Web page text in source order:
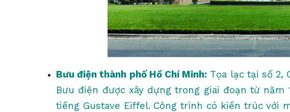
Bưu điện thành phố Hồ Chí Minh: Tọa lạc tại số 2,
Bưu điện được xây dựng trong giai đoạn từ năm
tiếng Gustave Eiffel. Công trình có kiến trúc với